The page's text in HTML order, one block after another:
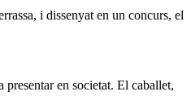
i dissenyat en un concurs, el
en societat. El caballet,